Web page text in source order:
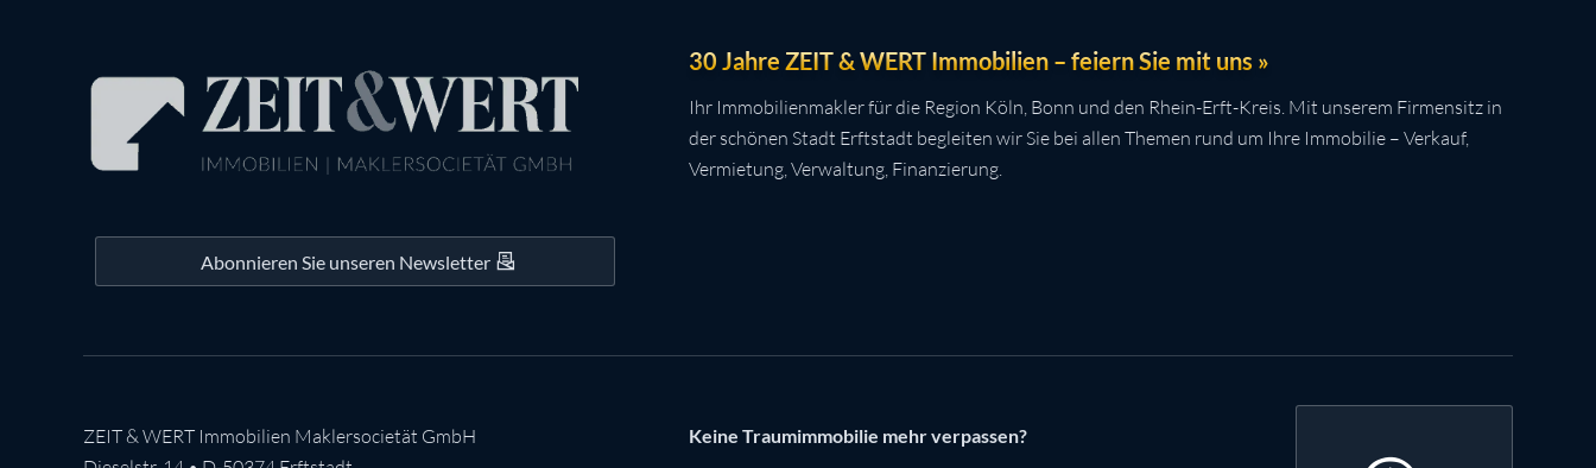
Abonnieren Sie unseren Newsletter
30 Jahre ZEIT & WERT Immobilien – feiern Sie mit uns »
Ihr Immobilienmakler für die Region Köln, Bonn und den Rhein-Erft-Kreis. Mit unserem Firmensitz in
der schönen Stadt Erftstadt begleiten wir Sie bei allen Themen rund um Ihre Immobilie – Verkauf,
Vermietung, Verwaltung, Finanzierung.
ZEIT & WERT Immobilien Maklersocietät GmbH
Keine Traumimmobilie mehr verpassen?